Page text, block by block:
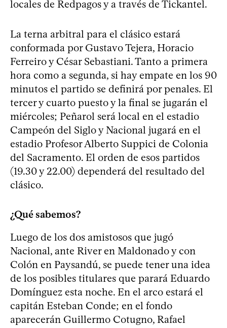
locales de Redpagos y a través de Tickantel.
La terna arbitral para el clásico estará
conformada por Gustavo Tejera, Horacio
Ferreiro y César Sebastiani. Tanto a primera
hora como a segunda, si hay empate en los 90
minutos el partido se definirá por penales. El
tercer y cuarto puesto y la final se jugarán el
miércoles; Peñarol será local en el estadio
Campeón del Siglo y Nacional jugará en el
estadio Profesor Alberto Suppici de Colonia
del Sacramento. El orden de esos partidos
(19.30 y 22.00) dependerá del resultado del
clásico.
¿Qué sabemos?
Luego de los dos amistosos que jugó
Nacional, ante River en Maldonado y con
Colón en Paysandú, se puede tener una idea
de los posibles titulares que parará Eduardo
Domínguez esta noche. En el arco estará el
capitán Esteban Conde; en el fondo
aparecerán Guillermo Cotugno, Rafael